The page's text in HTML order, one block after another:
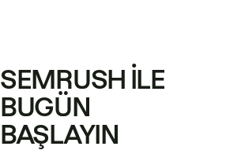
SEMRUSH ILE
BUGÜN
BAŞLAYIN